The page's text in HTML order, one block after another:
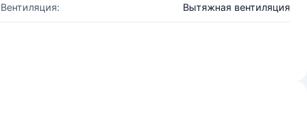
Вентиляция: Вытяжная вентиляция